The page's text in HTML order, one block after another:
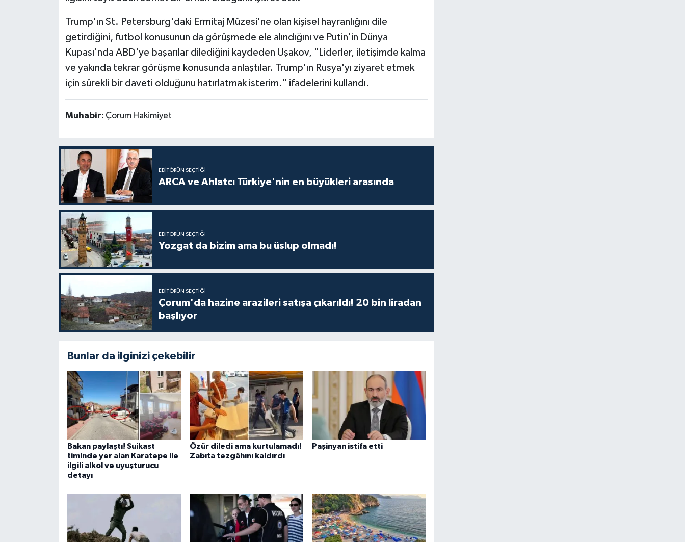
Trump'ın St. Petersburg'daki Ermitaj Müzesi'ne olan kişisel hayranlığını dile
getirdiğini, futbol konusunun da görüşmede ele alındığını ve Putin'in Dünya
Kupası'nda ABD'ye başarılar dilediğini kaydeden Uşakov, "Liderler, iletişimde kalma
ve yakında tekrar görüşme konusunda anlaştılar. Trump'ın Rusya'yı ziyaret etmek
için sürekli bir daveti olduğunu hatırlatmak isterim." ifadelerini kullandı.
Muhabir: Çorum Hakimiyet
EDITÖRÜN SEÇTIĞI
ARCA ve Ahlatcı Türkiye'nin en büyükleri arasında
EDITÖRÜN SEÇTIĞI
Yozgat da bizim ama bu üslup olmadı!
EDITÖRÜN SEÇTIĞI
Çorum'da hazine arazileri satışa çıkarıldı! 20 bin liradan
başlıyor
Bunlar da ilginizi çekebilir
Bakan paylaştı! Suikast
timinde yer alan Karatepe ile
ilgili alkol ve uyuşturucu
detayı
Özür diledi ama kurtulamadı!
Zabıta tezgâhını kaldırdı
Paşinyan istifa etti